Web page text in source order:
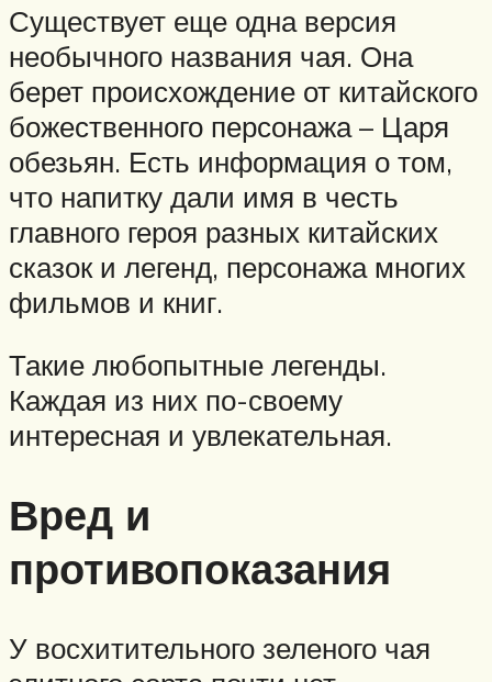
Существует еще одна версия
необычного названия чая. Она
берет происхождение от китайского
божественного персонажа – Царя
обезьян. Есть информация о том,
что напитку дали имя в честь
главного героя разных китайских
сказок и легенд, персонажа многих
фильмов и книг.
Такие любопытные легенды.
Каждая из них по-своему
интересная и увлекательная.
Вред и
противопоказания
У восхитительного зеленого чая